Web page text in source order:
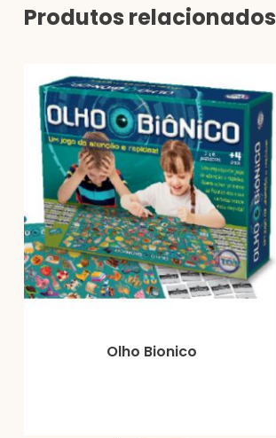
Produtos relacionados
Olho Bionico